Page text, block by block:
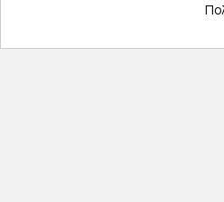
Πολιτική απορρήτου